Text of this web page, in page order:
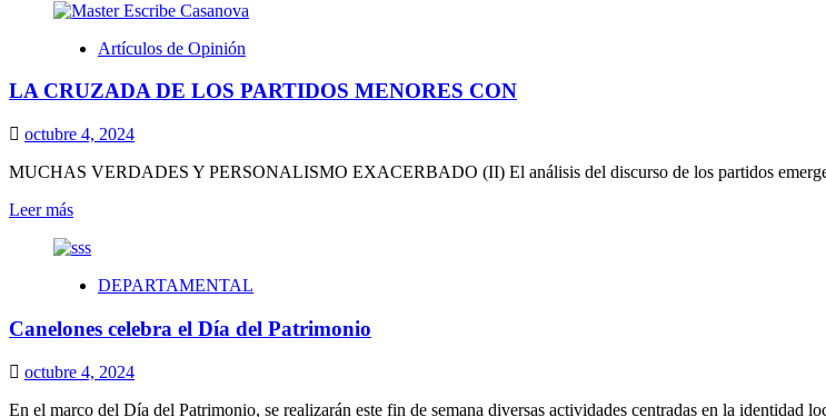
sobre
CON
AJENO
Artículos de Opinión
LA CRUZADA DE LOS PARTIDOS MENORES CON
octubre 4, 2024
MUCHAS VERDADES Y PERSONALISMO EXACERBADO (II) El análisis del discurso de los partidos
Leer másLeer
sobre
CRUZADA
LOS
MENORES
DEPARTAMENTAL
Canelones celebra el Día del Patrimonio
octubre 4, 2024
En el marco del Día del Patrimonio, se realizarán este fin de semana diversas actividades centradas en la identidad